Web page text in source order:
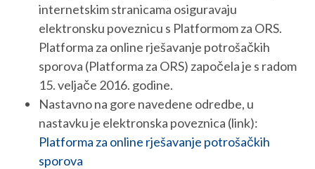
internetskim stranicama osiguravaju
elektronsku poveznicu s Platformom za ORS.
Platforma za online rješavanje potrošačkih
sporova (Platforma za ORS) započela je s radom
15. veljače 2016. godine.
Nastavno na gore navedene odredbe, u
nastavku je elektronska poveznica (link):
Platforma za online rješavanje potrošačkih
sporova